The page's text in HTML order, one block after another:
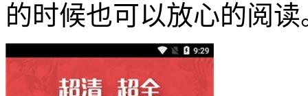
的时候也可以放心的阅读